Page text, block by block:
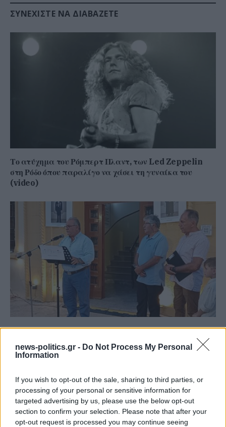
news-politics.gr - Do Not Process My Personal
Information
If you wish to opt-out of the sale, sharing to third parties, or
processing of your personal or sensitive information for
targeted advertising by us, please use the below opt-out
section to confirm your selection. Please note that after your
opt-out request is processed you may continue seeing
ΣΥΝΕΧΊΣΤΕ ΝΑ ΔΙΑΒΆΖΕΤΕ
Το ατύχημα του Ρόμπερτ Πλαντ, των Led Zeppelin
στη Ρόδο όπου παραλίγο να χάσει τη γυναίκα του
(video)
Το Επαρχείο τιμά τον Καλύμνιο Σκεύο Ζερβό: Έκθεση
για τα 60 χρόνια από την εκδημία του επιστήμονα,
πολιτικού και εθνικού αγωνιστή (φωτος κ videos)